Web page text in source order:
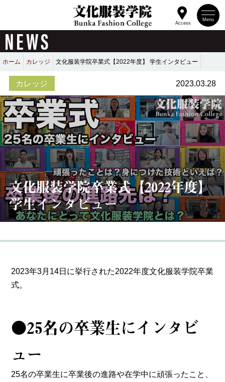
Menu
Access
NEWS
ホーム カレッジ 文化服装学院卒業式【2022年度】 学生インタビュー
カレッジ 2023.03.28
文化服装学院卒業式【2022年度】
学生インタビュー
2023年3月14日に挙行された2022年度文化服装学院卒業
式。
●25名の卒業生にインタビ
ュー
25名の卒業生に卒業後の進路や在学中に頑張ったこと、